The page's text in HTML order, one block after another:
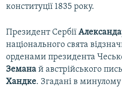
конституції 1835 року.
Президент Сербії
національного свята
орденами президента
Земана й австрійського
Хандке. Згадані в